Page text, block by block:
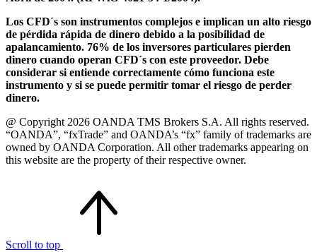
Los CFD´s son instrumentos complejos e implican un alto riesgo
de pérdida rápida de dinero debido a la posibilidad de
apalancamiento. 76% de los inversores particulares pierden
dinero cuando operan CFD´s con este proveedor. Debe
considerar si entiende correctamente cómo funciona este
instrumento y si se puede permitir tomar el riesgo de perder
dinero.
@ Copyright 2026 OANDA TMS Brokers S.A. All rights reserved.
“OANDA”, “fxTrade” and OANDA’s “fx” family of trademarks are
owned by OANDA Corporation. All other trademarks appearing on
this website are the property of their respective owner.
Scroll to top